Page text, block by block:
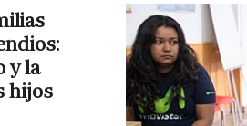
y la
hijos